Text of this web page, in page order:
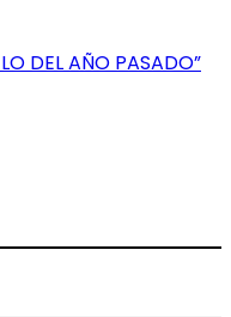
DEL AÑO PASADO”